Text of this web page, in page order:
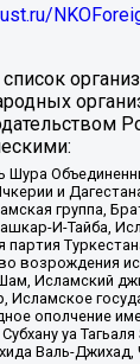
и
группа,
И-Тайба,
партия
возрождения
Исламский
Исламское
ополчение
уа
Валь-Джихад,